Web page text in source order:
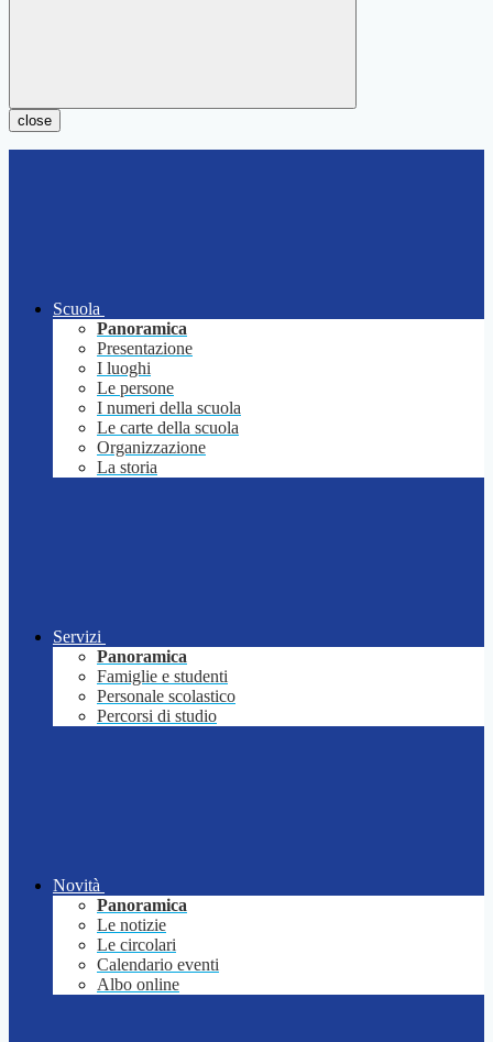
close
Scuola
Panoramica
Presentazione
I luoghi
Le persone
I numeri della scuola
Le carte della scuola
Organizzazione
La storia
Servizi
Panoramica
Famiglie e studenti
Personale scolastico
Percorsi di studio
Novità
Panoramica
Le notizie
Le circolari
Calendario eventi
Albo online